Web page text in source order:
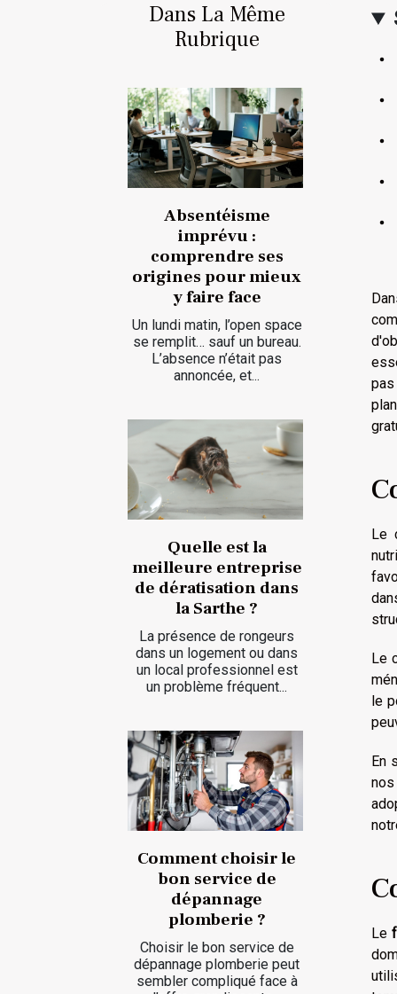
Dans La Même
Rubrique
Absentéisme
imprévu :
comprendre ses
origines pour mieux
y faire face
Un lundi matin, l’open space
se remplit… sauf un bureau.
L’absence n’était pas
annoncée, et...
Quelle est la
meilleure entreprise
de dératisation dans
la Sarthe ?
La présence de rongeurs
dans un logement ou dans
un local professionnel est
un problème fréquent...
Comment choisir le
bon service de
dépannage
plomberie ?
Choisir le bon service de
dépannage plomberie peut
sembler compliqué face à
Le
Le
le
En
Le